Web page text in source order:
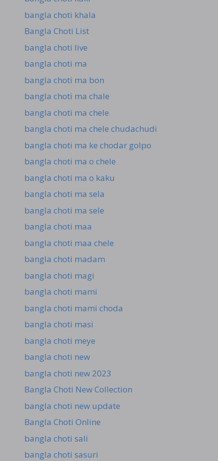
bangla choti khala
Bangla Choti List
bangla choti live
bangla choti ma
bangla choti ma bon
bangla choti ma chale
bangla choti ma chele
bangla choti ma chele chudachudi
bangla choti ma ke chodar golpo
bangla choti ma o chele
bangla choti ma o kaku
bangla choti ma sela
bangla choti ma sele
bangla choti maa
bangla choti maa chele
bangla choti madam
bangla choti magi
bangla choti mami
bangla choti mami choda
bangla choti masi
bangla choti meye
bangla choti new
bangla choti new 2023
Bangla Choti New Collection
bangla choti new update
Bangla Choti Online
bangla choti sali
bangla choti sasuri